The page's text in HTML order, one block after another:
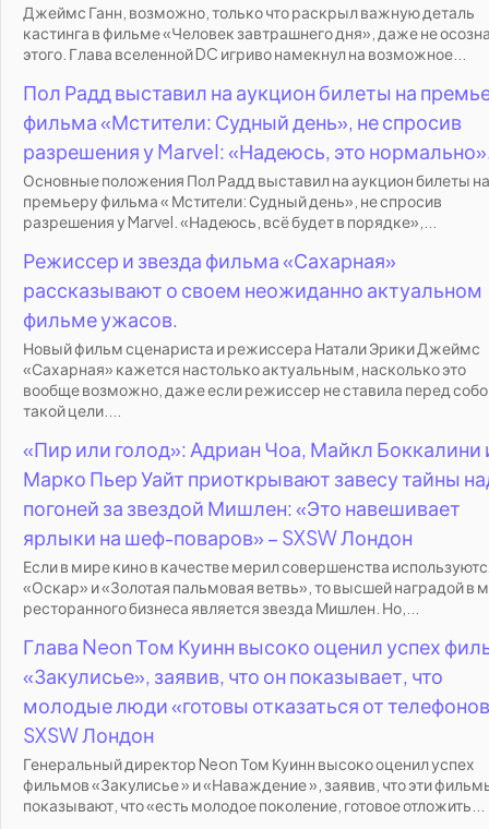
Джеймс Ганн, возможно, только что раскрыл важную деталь
кастинга в фильме «Человек завтрашнего дня», даже не
этого. Глава вселенной DC игриво намекнул на возможное...
Пол Радд выставил на аукцион билеты на
фильма «Мстители: Судный день», не спросив
разрешения у Marvel: «Надеюсь, это
Основные положения Пол Радд выставил на аукцион билеты на
премьеру фильма « Мстители: Судный день», не спросив
разрешения у Marvel. «Надеюсь, всё будет в порядке»,...
Режиссер и звезда фильма «Сахарная»
рассказывают о своем неожиданно актуальном
фильме ужасов.
Новый фильм сценариста и режиссера Натали Эрики Джеймс
«Сахарная» кажется настолько актуальным, насколько это
вообще возможно, даже если режиссер не ставила перед
такой цели....
«Пир или голод»: Адриан Чоа, Майкл Боккалини
Марко Пьер Уайт приоткрывают завесу тайны
погоней за звездой Мишлен: «Это навешивает
ярлыки на шеф-поваров» – SXSW Лондон
Если в мире кино в качестве мерил совершенства
«Оскар» и «Золотая пальмовая ветвь», то высшей наградой в
ресторанного бизнеса является звезда Мишлен. Но,...
Глава Neon Том Куинн высоко оценил успех
«Закулисье», заявив, что он показывает, что
молодые люди «готовы отказаться от
SXSW Лондон
Генеральный директор Neon Том Куинн высоко оценил успех
фильмов «Закулисье » и «Наваждение », заявив, что эти
показывают, что «есть молодое поколение, готовое отложить...